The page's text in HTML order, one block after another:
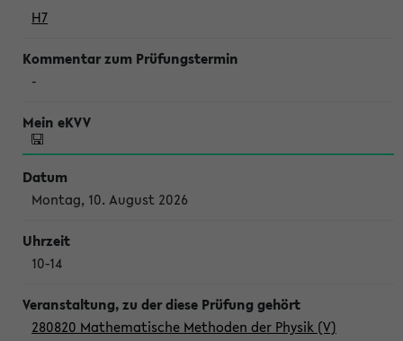
H7
-
Montag, 10. August 2026
10-14
280820 Mathematische Methoden der Physik (V)